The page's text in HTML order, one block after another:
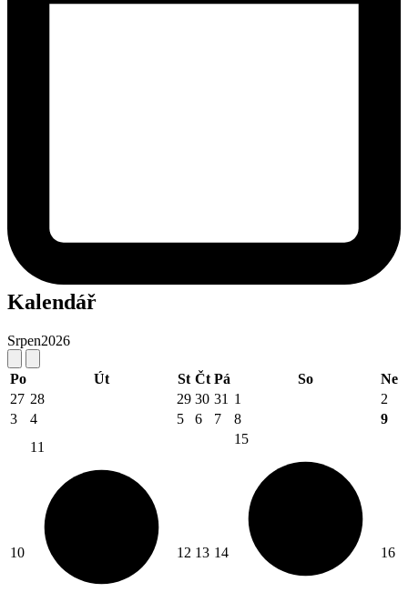
Kalendář
Srpen2026
Po Út St Čt Pá So
Ne
27 28 29 30 31 1
2
3
4 5 6 7 8 9
10
11
12 13 14
15
16